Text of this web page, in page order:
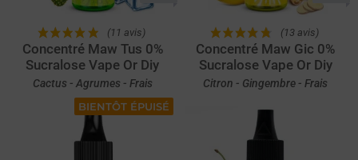
(11 avis)
Concentré Maw Tus 0%
Sucralose Vape Or Diy
Cactus - Agrumes - Frais
(13 avis)
Concentré Maw Gic 0%
Sucralose Vape Or Diy
Citron - Gingembre - Frais
BIENTÔT ÉPUISÉ